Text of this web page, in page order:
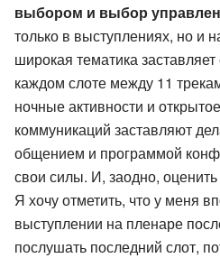
выбором и выбор
только в выступлениях, но и
широкая тематика
каждом слоте между 11
ночные активности и
коммуникаций заставляют
общением и программой
свои силы. И, заодно, оценить
Я хочу отметить, что у меня
выступлении на пленаре
послушать последний слот,